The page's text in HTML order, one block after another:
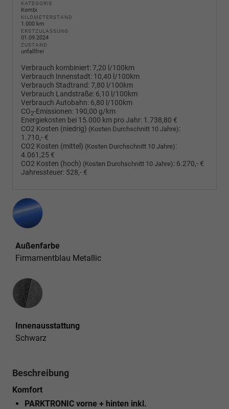
KATEGORIE
Kombi
KILOMETERSTAND
1.000 km
ERSTZULASSUNG
01.09.2024
ZUSTAND
unfallfrei
Verbrauch kombiniert:7,20 l/100km
Verbrauch Innenstadt: 10,40 l/100km
Verbrauch Stadtrand:7,80 l/100km
Verbrauch Landstraße: 6,10 l/100km
Verbrauch Autobahn: 6,80 l/100km
CO2-Emissionen: 190,00 g/km
Energiekosten bei 15.000 km pro Jahr: 1.738,80 €
CO2 Kosten (niedrig) (Kosten Durchschnitt 10 Jahre):
1.710,- €
CO2 Kosten (mittel) (Kosten Durchschnitt 10 Jahre):
4.061,25 €
CO2 Kosten (hoch) (Kosten Durchschnitt 10 Jahre): 6.270,- €
Jahressteuer: 528,- €
Außenfarbe
Firmamentblau Metallic
Innenausstattung
Innenausstattung
Schwarz
Beschreibung
Komfort
PARKTRONIC vorne + hinten inkl.